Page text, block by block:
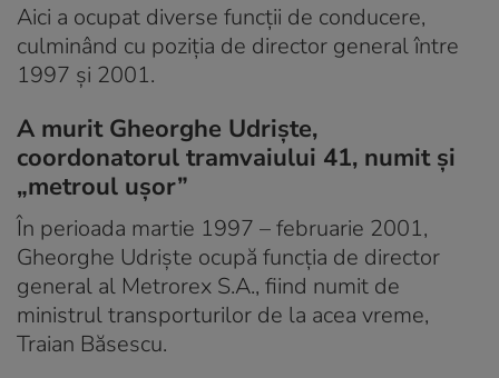
Aici a ocupat diverse funcții de conducere,
culminând cu poziția de director general între
1997 și 2001.
A murit Gheorghe Udriște,
coordonatorul tramvaiului 41, numit și
„metroul ușor”
În perioada martie 1997 – februarie 2001,
Gheorghe Udriște ocupă funcția de director
general al Metrorex S.A., fiind numit de
ministrul transporturilor de la acea vreme,
Traian Băsescu.